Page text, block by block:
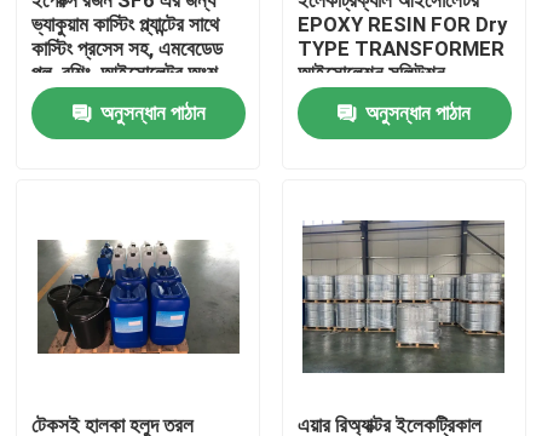
মান নিয়ন্ত্রণ
আমাদের সাথে যোগাযোগ করুন
সব ক্ষেত্রেই
উদ্ধৃতির জন্য আবেদন
ঘরের তাপমাত্রা নিরাময়কারী ইপক্সি রজন
ভ্যাকুয়াম কাস্টিং প্ল্যান্টের সাথে
কাস্টিং প্রসেস সহ, এমবেডেড
পল, বুশিং, আইসোলেটর অংশ
অনুসন্ধান পাঠান
EPOXY RESIN FOR Dry
TYPE TRANSFORMER
আইসোলেশন সলিউশন
অনুসন্ধান পাঠান
টেকসই হালকা হলুদ তরল এয়ার রিঅ্যাক্টর ইলেকট্রিকাল